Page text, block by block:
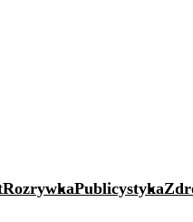
RozrywkaPublicystyka